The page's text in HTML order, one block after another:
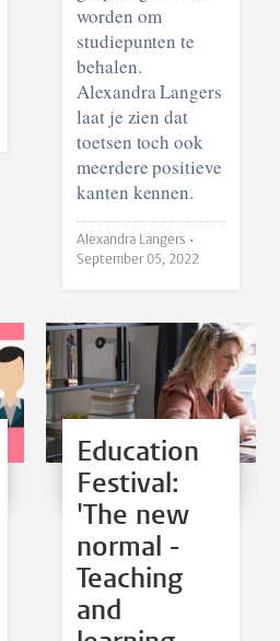
worden om
studiepunten te
behalen.
Alexandra Langers
laat je zien dat
toetsen toch ook
meerdere positieve
kanten kennen.
Alexandra Langers •
September 05, 2022
Education
Festival:
'The new
normal -
Teaching
and